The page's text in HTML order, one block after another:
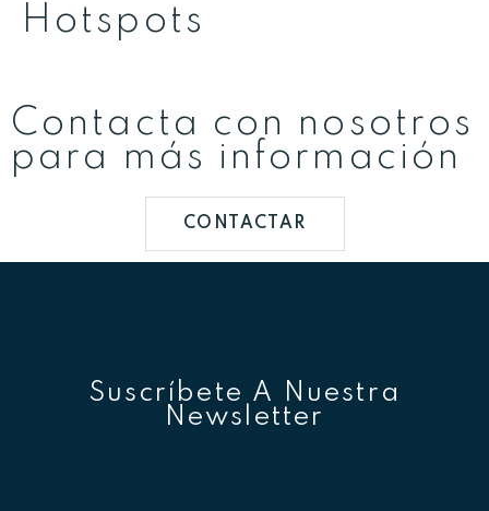
Hotspots
Contacta con nosotros
para más información
CONTACTAR
Suscríbete A Nuestra
Newsletter